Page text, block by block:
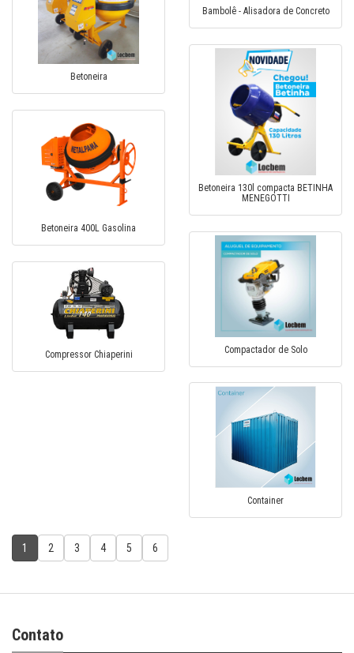
Bambolê - Alisadora de Concreto
Betoneira
Betoneira 130l compacta BETINHA
MENEGOTTI
Betoneira 400L Gasolina
Compactador de Solo
Compressor Chiaperini
Container
1 2 3 4 5 6
Contato